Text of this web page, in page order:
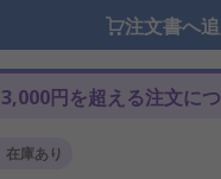
注文書へ
3,000円を超える注文に
在庫あり